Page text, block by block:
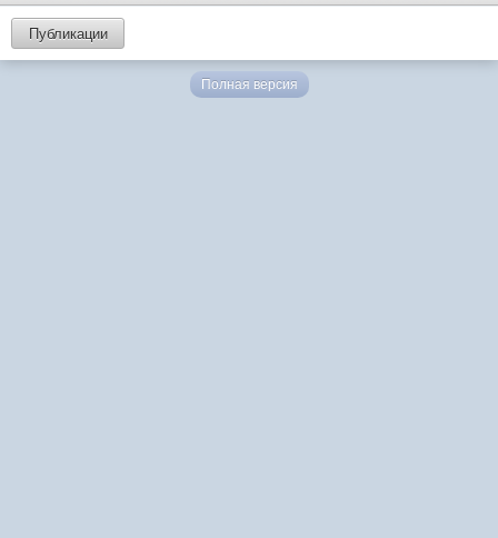
Публикации
Полная версия